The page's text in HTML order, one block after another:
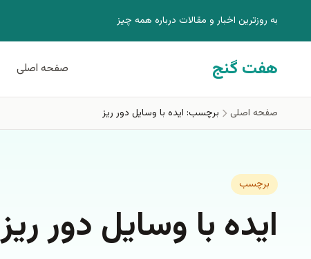
به روزترين اخبار و مقالات درباره همه چيز
هفت گنج صفحه اصلی
صفحه اصلی برچسب: ايده با وسايل دور ريز
برچسب
ايده با وسايل دور ريز